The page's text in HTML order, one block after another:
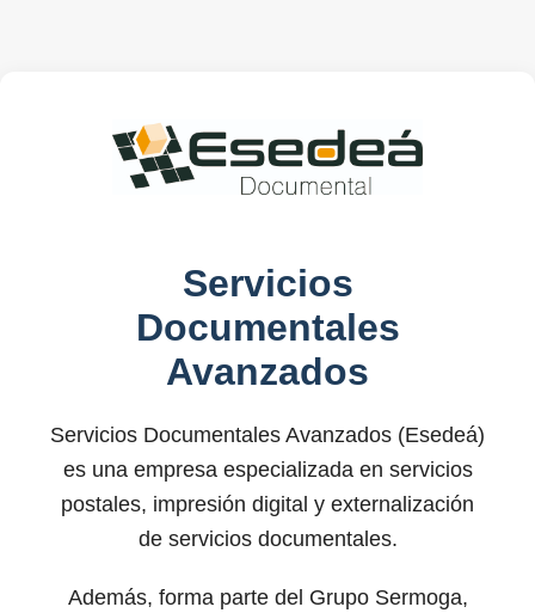
Servicios
Documentales
Avanzados
Servicios Documentales Avanzados (Esedeá)
es una empresa especializada en servicios
postales, impresión digital y externalización
de servicios documentales.
Además, forma parte del Grupo Sermoga,